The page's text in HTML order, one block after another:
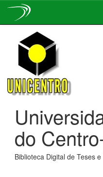
navigation
do
Biblioteca Digital de Teses